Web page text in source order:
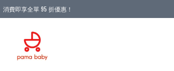
消費即享全單 95 折優惠！